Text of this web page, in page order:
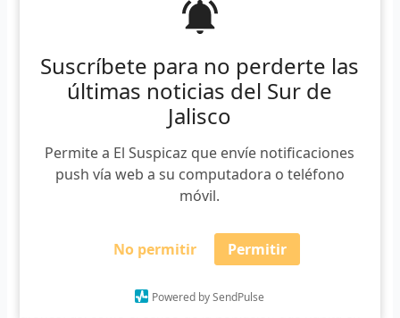
Suscríbete para no perderte las
últimas noticias del Sur de
Jalisco
Permite a El Suspicaz que envíe notificaciones
push vía web a su computadora o teléfono
móvil.
No permitir Permitir
Powered by SendPulse
el levantamiento fotométrico del terreno mediante el uso de